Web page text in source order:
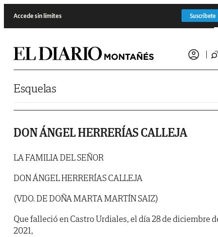
Accede sin límites Suscríbete
Esquelas
DON ÁNGEL HERRERÍAS CALLEJA
LA FAMILIA DEL SEÑOR
DON ÁNGEL HERRERÍAS CALLEJA
(VDO. DE DOÑA MARTA MARTÍN SAIZ)
Que falleció en Castro Urdiales, el día 28 de diciembre
2021,